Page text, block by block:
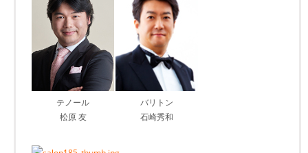
テノール
松原 友
バリトン
石崎秀和